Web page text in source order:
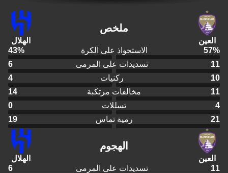
العين
ملخص
الهلال
57% الاستحواذ على الكرة 43%
11
تسديدات على المرمى
6
10
ركنيات
4
11
مخالفات مرتكبة
14
4
تسللات
0
21
رمية تماس 19
العين
الهجوم
الهلال
11
تسديدات على المرمى
6